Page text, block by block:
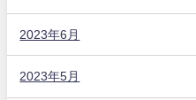
2023年6月
2023年5月